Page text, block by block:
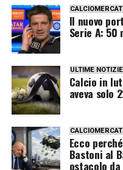
Il nuovo
Serie A: 50
ULTIME NOTIZIE
Calcio in
aveva solo
Ecco
Bastoni al
ostacolo